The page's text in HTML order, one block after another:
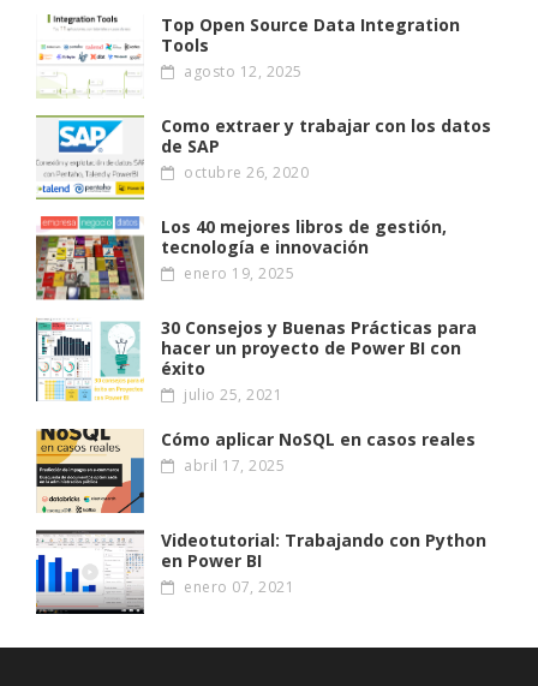
Top Open Source Data Integration
Tools
agosto 12, 2025
Como extraer y trabajar con los datos
de SAP
octubre 26, 2020
Los 40 mejores libros de gestión,
tecnología e innovación
enero 19, 2025
30 Consejos y Buenas Prácticas para
hacer un proyecto de Power BI con
éxito
julio 25, 2021
Cómo aplicar NoSQL en casos reales
abril 17, 2025
Videotutorial: Trabajando con Python
en Power BI
enero 07, 2021